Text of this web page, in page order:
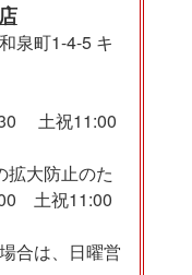
泉町1-4-5 キ
土祝11:00
拡大防止のた
土祝11:00
合は、日曜営